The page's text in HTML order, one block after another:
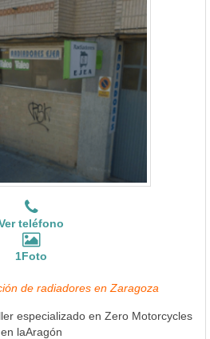
teléfono
1Foto
de radiadores en Zaragoza
especializado en Zero Motorcycles
en laAragón